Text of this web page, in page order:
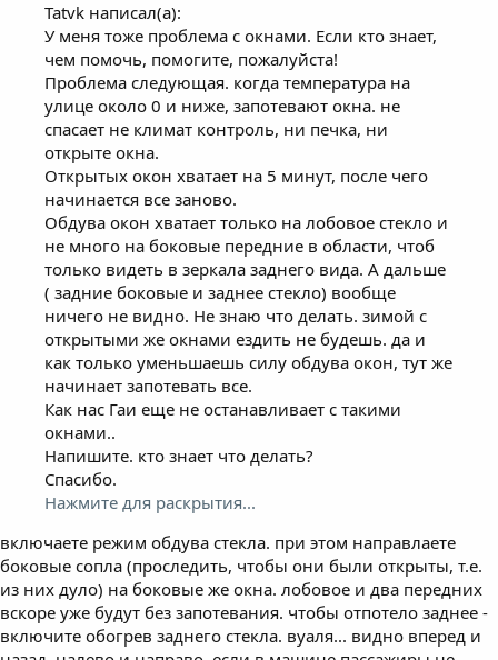
Tatvk написал(а):
У меня тоже проблема с окнами. Если кто знает,
чем помочь, помогите, пожалуйста!
Проблема следующая. когда температура на
улице около 0 и ниже, запотевают окна. не
спасает не климат контроль, ни печка, ни
открыте окна.
Открытых окон хватает на 5 минут, после чего
начинается все заново.
Обдува окон хватает только на лобовое стекло и
не много на боковые передние в области, чтоб
только видеть в зеркала заднего вида. А дальше
( задние боковые и заднее стекло) вообще
ничего не видно. Не знаю что делать. зимой с
открытыми же окнами ездить не будешь. да и
как только уменьшаешь силу обдува окон, тут же
начинает запотевать все.
Как нас Гаи еще не останавливает с такими
окнами..
Напишите. кто знает что делать?
Спасибо.
Нажмите для раскрытия...
включаете режим обдува стекла. при этом направлаете
боковые сопла (проследить, чтобы они были открыты, т.е.
из них дуло) на боковые же окна. лобовое и два передних
вскоре уже будут без запотевания. чтобы отпотело заднее -
включите обогрев заднего стекла. вуаля... видно вперед и